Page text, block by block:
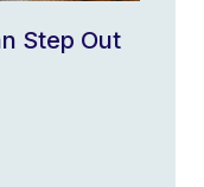
Step Out